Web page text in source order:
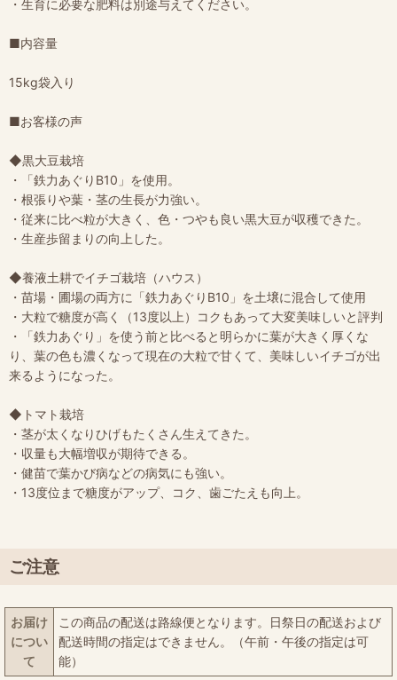
・生育に必要な肥料は別途与えてください。
■内容量
15kg袋入り
■お客様の声
◆黒大豆栽培
・「鉄力あぐりB10」を使用。
・根張りや葉・茎の生長が力強い。
・従来に比べ粒が大きく、色・つやも良い黒大豆が収穫できた。
・生産歩留まりの向上した。
◆養液土耕でイチゴ栽培（ハウス）
・苗場・圃場の両方に「鉄力あぐりB10」を土壌に混合して使用
・大粒で糖度が高く（13度以上）コクもあって大変美味しいと評判
・「鉄力あぐり」を使う前と比べると明らかに葉が大きく厚くな
り、葉の色も濃くなって現在の大粒で甘くて、美味しいイチゴが出
来るようになった。
◆トマト栽培
・茎が太くなりひげもたくさん生えてきた。
・収量も大幅増収が期待できる。
・健苗で葉かび病などの病気にも強い。
・13度位まで糖度がアップ、コク、歯ごたえも向上。
ご注意
お届け
につい
て
この商品の配送は路線便となります。日祭日の配送および
配送時間の指定はできません。（午前・午後の指定は可
能）